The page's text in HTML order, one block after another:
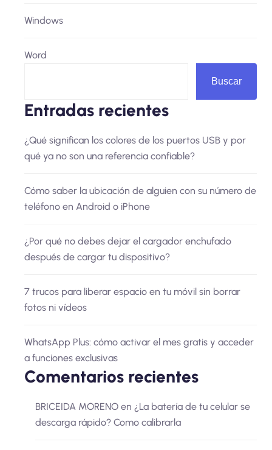
Windows
Word
Buscar
Entradas recientes
¿Qué significan los colores de los puertos USB y por
qué ya no son una referencia confiable?
Cómo saber la ubicación de alguien con su número de
teléfono en Android o iPhone
¿Por qué no debes dejar el cargador enchufado
después de cargar tu dispositivo?
7 trucos para liberar espacio en tu móvil sin borrar
fotos ni vídeos
WhatsApp Plus: cómo activar el mes gratis y acceder
a funciones exclusivas
Comentarios recientes
BRICEIDA MORENO en ¿La batería de tu celular se
descarga rápido? Como calibrarla